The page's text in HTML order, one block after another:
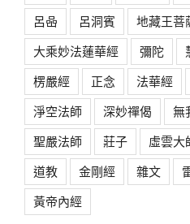
呂喦
呂洞賓 地藏王菩
大乘妙法蓮華經
彌陀
楞嚴經
正念 法華經
淨空法師
深妙禪偈 無
聖嚴法師
莊子 虛雲大
道教
金剛經 雜文
黃帝內經